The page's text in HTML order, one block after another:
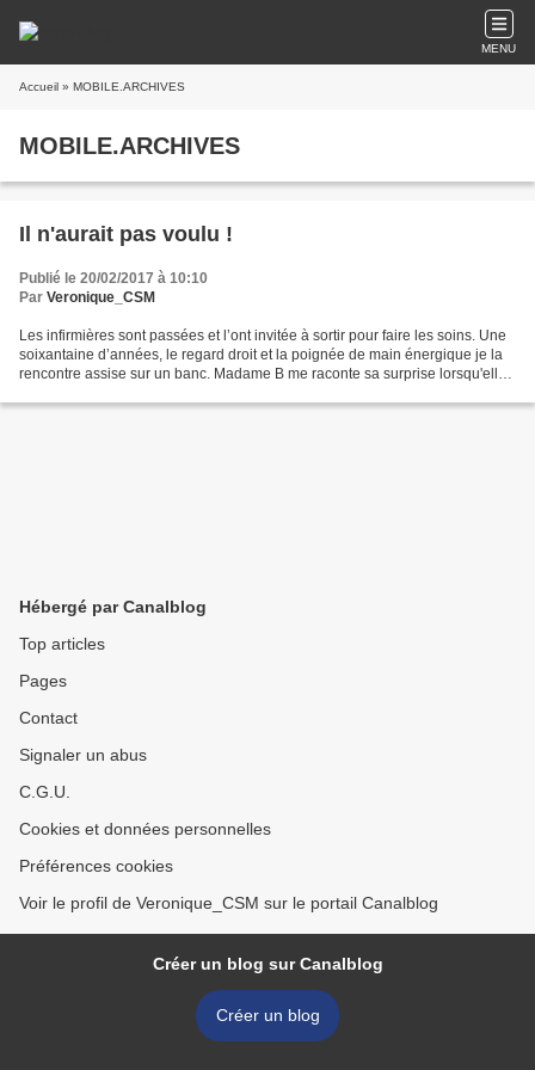
MENU
Accueil » MOBILE.ARCHIVES
MOBILE.ARCHIVES
Il n'aurait pas voulu !
Publié le 20/02/2017 à 10:10
Par Veronique_CSM
Les infirmières sont passées et l’ont invitée à sortir pour faire les soins. Une
soixantaine d’années, le regard droit et la poignée de main énergique je la
rencontre assise sur un banc. Madame B me raconte sa surprise lorsqu'elle
Hébergé par Canalblog
Top articles
Pages
Contact
Signaler un abus
C.G.U.
Cookies et données personnelles
Préférences cookies
Voir le profil de Veronique_CSM sur le portail Canalblog
Créer un blog sur Canalblog
Créer un blog